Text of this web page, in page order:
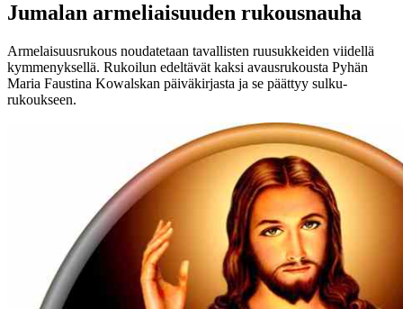
Jumalan armeliaisuuden rukousnauha
Armelaisuusrukous noudatetaan tavallisten ruusukkeiden viidellä
kymmenyksellä. Rukoilun edeltävät kaksi avausrukousta Pyhän
Maria Faustina Kowalskan päiväkirjasta ja se päättyy sulku-
rukoukseen.